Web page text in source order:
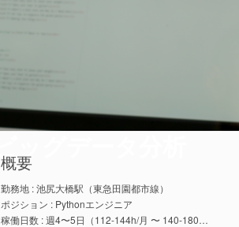
概要
勤務地 : 池尻大橋駅（東急田園都市線）
ポジション : Pythonエンジニア
稼働日数 : 週4〜5日（112-144h/月 〜 140-180h/月）